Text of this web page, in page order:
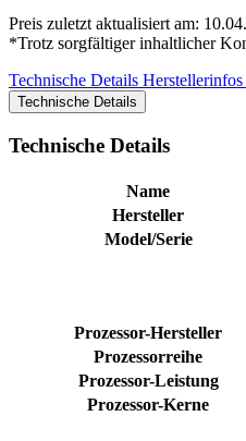
Preis zuletzt aktualisiert am:
*Trotz sorgfältiger inhaltlicher
Technische Details Herstellerinfos
Technische Details
Technische Details
Name
Hersteller
Model/Serie
Prozessor-Hersteller
Prozessorreihe
Prozessor-Leistung
Prozessor-Kerne